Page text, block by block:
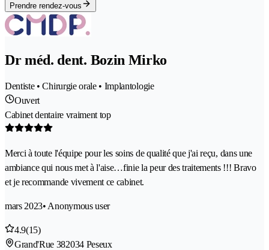
Prendre rendez-vous
Dr méd. dent. Bozin Mirko
Dentiste • Chirurgie orale • Implantologie
Ouvert
Cabinet dentaire vraiment top
Merci à toute l'équipe pour les soins de qualité que j'ai reçu, dans une
ambiance qui nous met à l'aise…finie la peur des traitements !!! Bravo
et je recommande vivement ce cabinet.
mars 2023• Anonymous user
4.9(15)
Grand'Rue 382034 Peseux